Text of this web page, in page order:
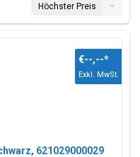
Höchster Preis
621029000029
€--,--*
Exkl. MwSt.